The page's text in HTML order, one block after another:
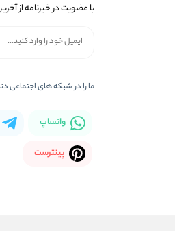
با عضویت در خبرنامه از
ما را در شبکه های اجتماعی
واتساپ
پینترست